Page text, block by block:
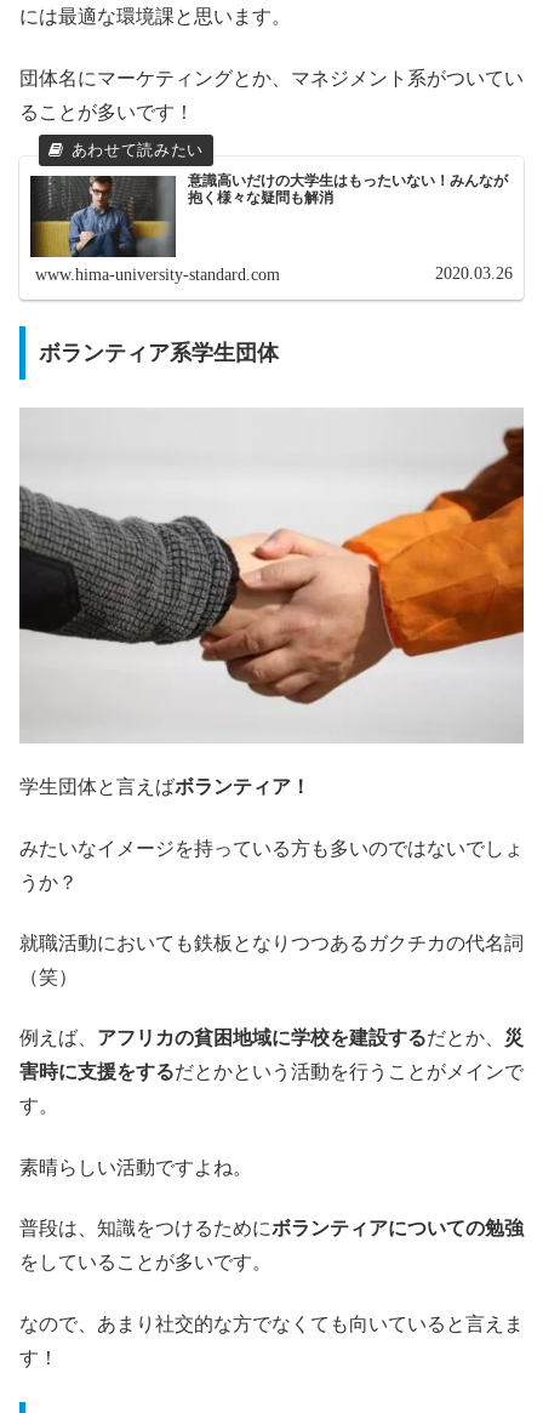
には最適な環境課と思います。
団体名にマーケティングとか、マネジメント系がついてい
ることが多いです！
意識高いだけの大学生はもったいない！みんなが
抱く様々な疑問も解消
www.hima-university-standard.com 2020.03.26
ボランティア系学生団体
学生団体と言えばボランティア！
みたいなイメージを持っている方も多いのではないでしょ
うか？
就職活動においても鉄板となりつつあるガクチカの代名詞
（笑）
例えば、 アフリカの貧困地域に学校を建設するだとか、 災
害時に支援をするだとかという活動を行うことがメインで
す。
素晴らしい活動ですよね。
普段は、知識をつけるためにボランティアについての勉強
をしていることが多いです。
なので、あまり社交的な方でなくても向いていると言えま
す！